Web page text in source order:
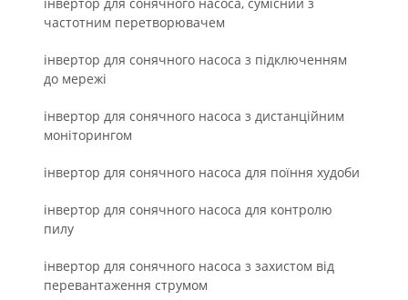
інвертор для сонячного насоса, сумісний з
частотним перетворювачем
інвертор для сонячного насоса з підключенням
до мережі
інвертор для сонячного насоса з дистанційним
моніторингом
інвертор для сонячного насоса для поїння худоби
інвертор для сонячного насоса для контролю
пилу
інвертор для сонячного насоса з захистом від
перевантаження струмом